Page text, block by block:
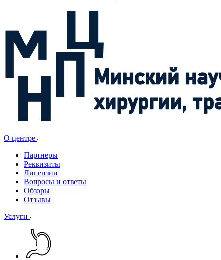
О центре
Партнеры
Реквизиты
Лицензии
Вопросы и ответы
Обзоры
Отзывы
Услуги